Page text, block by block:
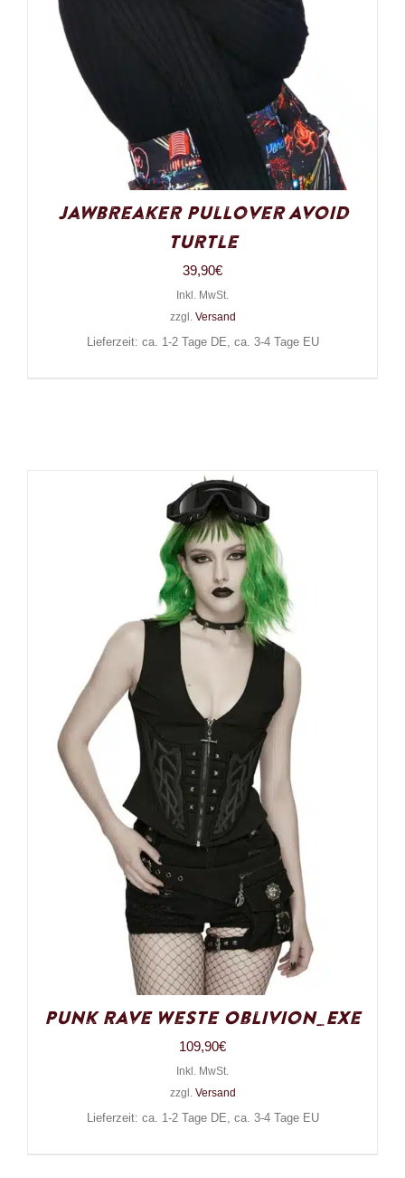
Jawbreaker Pullover Avoid
Turtle
39,90€
Inkl. MwSt.
zzgl. Versand
Lieferzeit: ca. 1-2 Tage DE, ca. 3-4 Tage EU
Punk Rave Weste Oblivion_Exe
109,90€
Inkl. MwSt.
zzgl. Versand
Lieferzeit: ca. 1-2 Tage DE, ca. 3-4 Tage EU